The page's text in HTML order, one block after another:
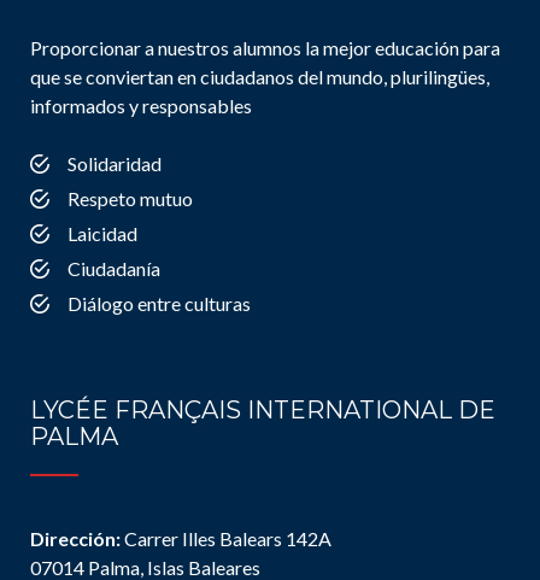
Proporcionar a nuestros alumnos la mejor educación para
que se conviertan en ciudadanos del mundo, plurilingües,
informados y responsables
Solidaridad
Respeto mutuo
Laicidad
Ciudadanía
Diálogo entre culturas
LYCÉE FRANÇAIS INTERNATIONAL DE
PALMA
Dirección:Carrer Illes Balears 142A
07014 Palma, Islas Baleares